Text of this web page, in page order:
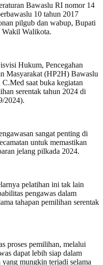
Bawaslu RI nomor 14
10 tahun 2017
pilgub dan wabup, Bupati
Wakil Walikota.
Hukum, Pencegahan
Masyarakat (HP2H) Bawaslu
saat buka kegiatan
serentak tahun 2024 di
2024).
sangat penting di
untuk memastikan
jelang pilkada 2024.
pelatihan ini tak lain
pengawas dalam
tahapan pemilihan serentak
proses pemilihan, melalui
dapat lebih siap dalam
mungkin terjadi selama